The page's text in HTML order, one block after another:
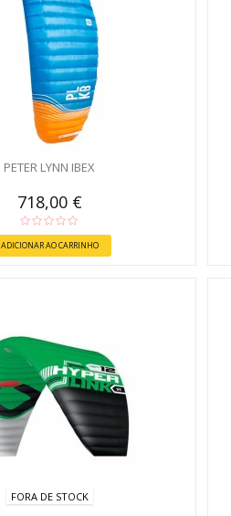
PETER LYNN IBEX
718,00 €
ADICIONAR AO CARRINHO
FORA DE STOCK